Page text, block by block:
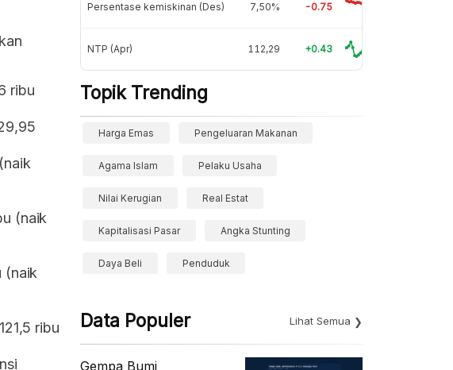
ribu
(naik
(naik
ribu
Persentase kemiskinan (Des) 7,50% -0.75
NTP (Apr) 112,29 +0.43
Topik Trending
Harga Emas Pengeluaran Makanan
Agama Islam Pelaku Usaha
Nilai Kerugian Real Estat
Kapitalisasi Pasar Angka Stunting
Daya Beli Penduduk
Data Populer Lihat Semua
Gempa Bumi